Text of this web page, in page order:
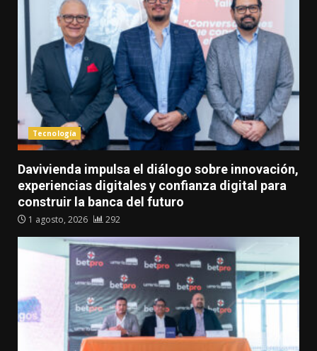
Tecnología
Davivienda impulsa el diálogo sobre innovación,
experiencias digitales y confianza digital para
construir la banca del futuro
1 agosto, 2026 292